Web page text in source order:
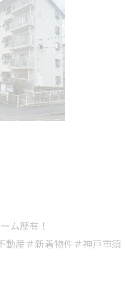
ム歴有！
動産＃新着物件＃神戸市須